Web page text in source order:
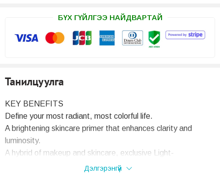
БҮХ ГҮЙЛГЭЭ НАЙДВАРТАЙ
Танилцуулга
KEY BENEFITS
Define your most radiant, most colorful life.
A brightening skincare primer that enhances clarity and
luminosity.
A hybrid of makeup and skincare, exclusive Light-
Empowering Enhancer amplifies your radiant finish.
Дэлгэрэнгүй